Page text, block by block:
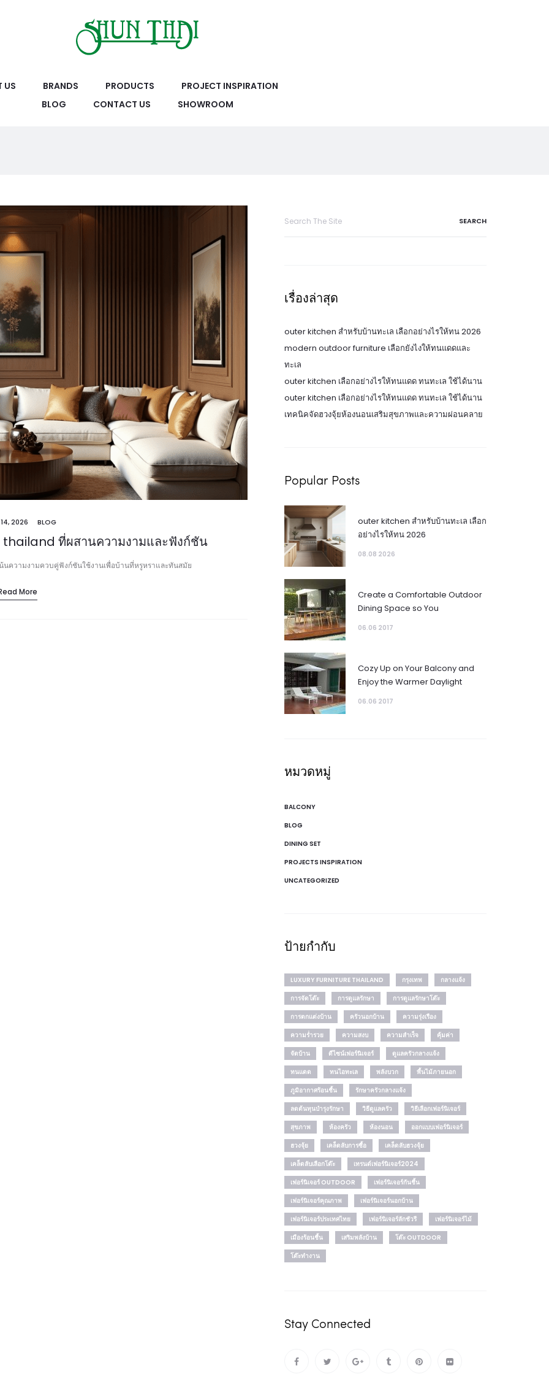
US BRANDS PRODUCTS
PROJECT INSPIRATION
BLOG
CONTACT US SHOWROOM
2026 BLOG
ที่ผสานความงามและฟังก์ชัน
นความงามควบคู่ฟังก์ชันใช้งานเพื่อบ้านที่หรูหราและทันสมัย
More
เรื่องล่าสุด
outer kitchen สำหรับบ้านทะเล เลือกอย่างไรให้ทน 2026
modern outdoor furniture เลือกยังไงให้ทนแดดและ
ทะเล
outer kitchen เลือกอย่างไรให้ทนแดด ทนทะเล ใช้ได้นาน
outer kitchen เลือกอย่างไรให้ทนแดด ทนทะเล ใช้ได้นาน
เทคนิคจัดฮวงจุ้ยห้องนอนเสริมสุขภาพและความผ่อนคลาย
Popular Posts
outer kitchen สำหรับบ้านทะเล เลือก
อย่างไรให้ทน 2026
08.08 2026
Create a Comfortable Outdoor
Dining Space so You
06.06 2017
Cozy Up on Your Balcony and
Enjoy the Warmer Daylight
06.06 2017
หมวดหมู่
BALCONY
BLOG
DINING SET
PROJECTS INSPIRATION
UNCATEGORIZED
ป้ายกำกับ
LUXURY FURNITURE THAILAND กรุงเทพ
กลางแจ้ง
การจัดโต๊ะ
การดูแลรักษา
การดูแลรักษาโต๊ะ
การตกแต่งบ้าน
ครัวนอกบ้าน
ความรุ่งเรือง
ความร่ำรวย
ความสงบ ความสำเร็จ
คุ้มค่า
จัดบ้าน
ดีไซน์เฟอร์นิเจอร์
ดูแลครัวกลางแจ้ง
ทนแดด
ทนไอทะเล พลังบวก
พื้นไม้ภายนอก
ภูมิอากาศร้อนชื้น
รักษาครัวกลางแจ้ง
ลดต้นทุนบำรุงรักษา
วิธีดูแลครัว
วิธีเลือกเฟอร์นิเจอร์
สุขภาพ
ห้องครัว ห้องนอน
ออกแบบเฟอร์นิเจอร์
ฮวงจุ้ย
เคล็ดลับการซื้อ
เคล็ดลับฮวงจุ้ย
เคล็ดลับเลือกโต๊ะ
เทรนด์เฟอร์นิเจอร์2024
เฟอร์นิเจอร์ OUTDOOR
เฟอร์นิเจอร์กันชื้น
เฟอร์นิเจอร์คุณภาพ
เฟอร์นิเจอร์นอกบ้าน
เฟอร์นิเจอร์ประเทศไทย
เฟอร์นิเจอร์ลักชัวรี
เฟอร์นิเจอร์ไม้
เมืองร้อนชื้น
เสริมพลังบ้าน
โต๊ะ OUTDOOR
โต๊ะทำงาน
Stay Connected